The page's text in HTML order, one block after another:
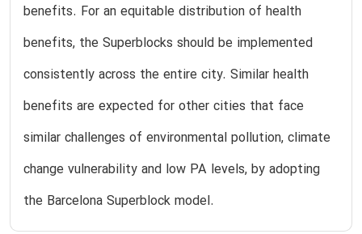
benefits. For an equitable distribution of health
benefits, the Superblocks should be implemented
consistently across the entire city. Similar health
benefits are expected for other cities that face
similar challenges of environmental pollution, climate
change vulnerability and low PA levels, by adopting
the Barcelona Superblock model.